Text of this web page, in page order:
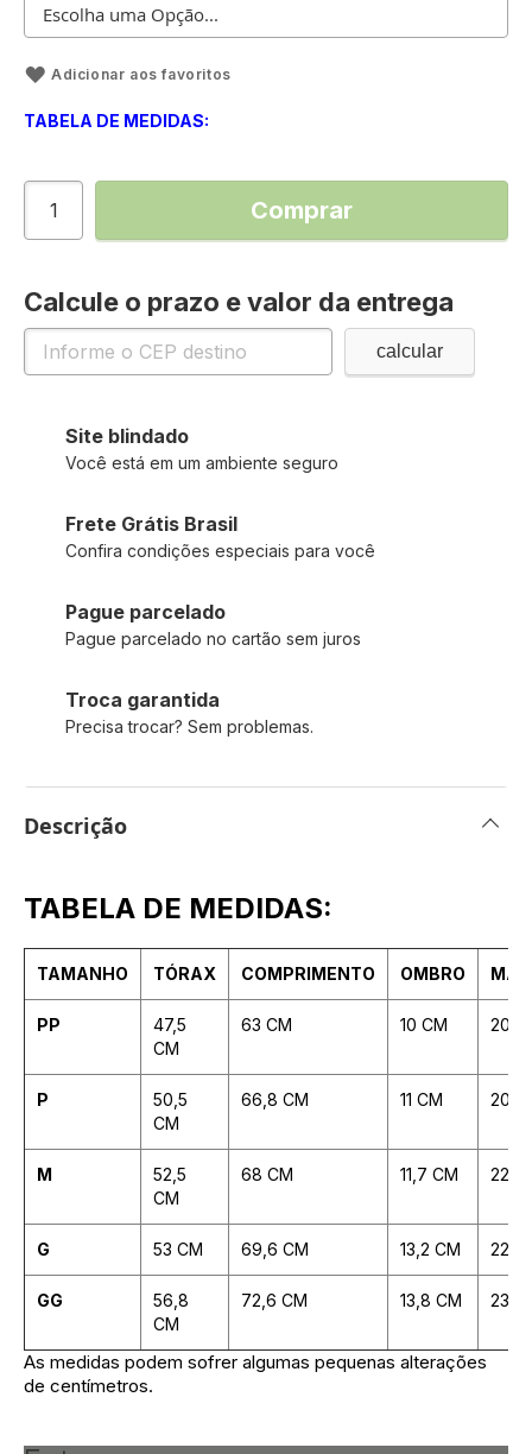
Adicionar aos favoritos
TABELA DE MEDIDAS:
Comprar
Calcule o prazo e valor da entrega
Site blindado
Você está em um ambiente seguro
Frete Grátis Brasil
Confira condições especiais para você
Pague parcelado
Pague parcelado no cartão sem juros
Troca garantida
Precisa trocar? Sem problemas.
Descrição
TABELA DE MEDIDAS:
TAMANHO TÓRAX COMPRIMENTO OMBRO
PP
47,5
CM
63 CM 10 CM 20
P
50,5
CM
66,8 CM 11 CM 20,3
M
52,5
CM
68 CM 11,7 CM 22,9
G 53 CM 69,6 CM 13,2 CM 22,2
GG
56,8
CM
72,6 CM 13,8 CM 23,9
As medidas podem sofrer algumas pequenas alterações
de centímetros.